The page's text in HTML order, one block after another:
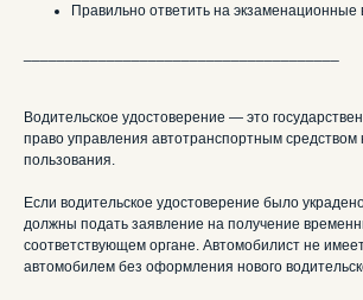
Правильно ответить на экзаменационные
Водительское удостоверение — это
право управления автотранспортным средством
пользования.
Если водительское удостоверение было
должны подать заявление на получение
соответствующем органе. Автомобилист не
автомобилем без оформления нового